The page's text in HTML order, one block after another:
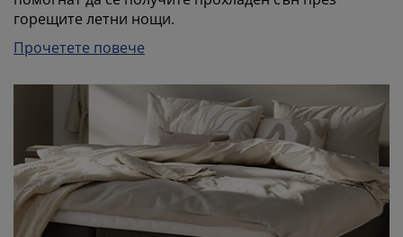
горещите летни нощи.
Прочетете повече